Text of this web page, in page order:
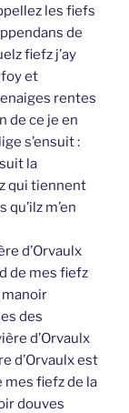
les fiefs
de
fiefz j’ay
et
rentes
de ce je en
s’ensuit :
la
qui tiennent
m’en
d’Orvaulx
de mes fiefz
manoir
des
d’Orvaulx
d’Orvaulx est
mes fiefz de la
douves